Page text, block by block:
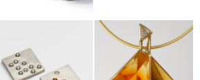
Sabine Kranz
Regina
Hiestand